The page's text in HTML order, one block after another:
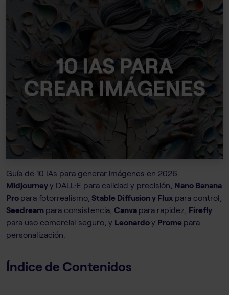
Guía de 10 IAs para generar imágenes en 2026:
Midjourneyy DALL·E para calidad y precisión, Nano Banana
Pro para fotorrealismo, Stable Diffusion y Flux para control,
Seedream para consistencia, Canva para rapidez, Firefly
para uso comercial seguro, y Leonardoy Prome para
personalización.
Índice de Contenidos